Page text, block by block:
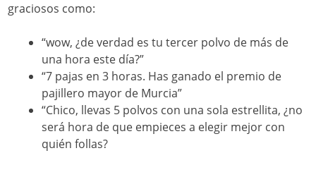
graciosos como:
“wow, ¿de verdad es tu tercer polvo de más de
una hora este día?”
“7 pajas en 3 horas. Has ganado el premio de
pajillero mayor de Murcia”
“Chico, llevas 5 polvos con una sola estrellita, ¿no
será hora de que empieces a elegir mejor con
quién follas?